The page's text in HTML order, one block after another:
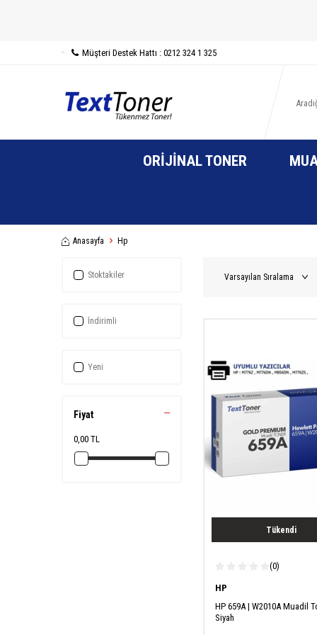
Müşteri Destek Hattı : 0212 324 1 325
ORIJINAL TONER
Anasayfa Hp
Stoktakiler
İndirimli
Yeni
Fiyat
0,00 TL
Tükendi
(0)
HP
HP 659A | W2010A Muadil
Siyah